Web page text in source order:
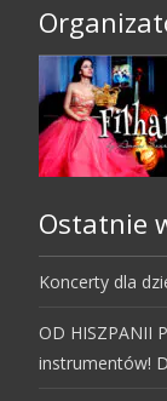
Ostatnie
Koncerty dla
OD HISZPANII
instrumentów!